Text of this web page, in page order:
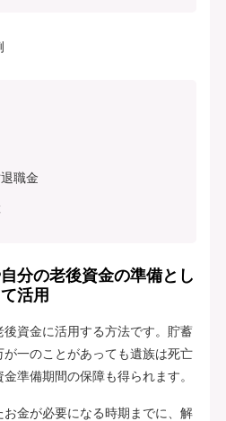
職金
分の老後資金の準備とし
て活用
資金に活用する方法です。貯蓄
一のことがあっても遺族は死亡
準備期間の保障も得られます。
金が必要になる時期までに、解